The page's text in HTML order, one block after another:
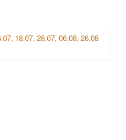
18.07, 28.07, 06.08, 26.08